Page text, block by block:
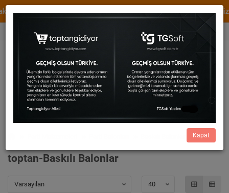
WhatsApp Destek XML ve Dropshipping
Cüzdan
0,00
0536 456 82 73
0533 414 54 29
toptan-Baskılı Balonlar
Kapat